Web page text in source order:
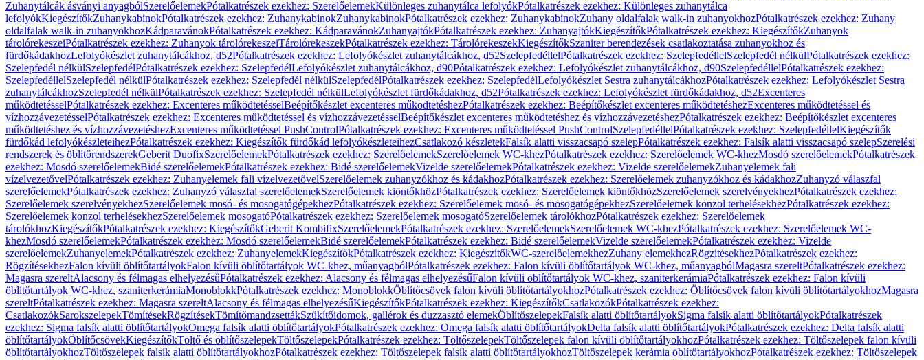
Zuhanytálcák ásványi anyagbólSzerelőelemekPótalkatrészek ezekhez: SzerelőelemekKülönleges zuhanytálca lefolyókPótalkatrészek ezekhez: Különleges zuhanytálca
lefolyókKiegészítőkZuhanykabinokPótalkatrészek ezekhez: ZuhanykabinokZuhanykabinokPótalkatrészek ezekhez: ZuhanykabinokZuhany oldalfalak walk-in zuhanyokhozPótalkatrészek ezekhez: Zuhany
oldalfalak walk-in zuhanyokhozKádparavánokPótalkatrészek ezekhez: KádparavánokZuhanyajtókPótalkatrészek ezekhez: ZuhanyajtókKiegészítőkPótalkatrészek ezekhez: KiegészítőkZuhanyok
tárolórekeszeiPótalkatrészek ezekhez: Zuhanyok tárolórekeszeiTárolórekeszekPótalkatrészek ezekhez: TárolórekeszekKiegészítőkSzaniter berendezések csatlakoztatása zuhanyokhoz és
fürdőkádakhozLefolyókészlet zuhanytálcákhoz, d52Pótalkatrészek ezekhez: Lefolyókészlet zuhanytálcákhoz, d52SzelepfedéllelPótalkatrészek ezekhez: SzelepfedéllelSzelepfedél nélkülPótalkatrészek ezekhez:
Szelepfedél nélkülSzelepfedélPótalkatrészek ezekhez: SzelepfedélLefolyókészlet zuhanytálcákhoz, d90Pótalkatrészek ezekhez: Lefolyókészlet zuhanytálcákhoz, d90SzelepfedéllelPótalkatrészek ezekhez:
SzelepfedéllelSzelepfedél nélkülPótalkatrészek ezekhez: Szelepfedél nélkülSzelepfedélPótalkatrészek ezekhez: SzelepfedélLefolyókészlet Sestra zuhanytálcákhozPótalkatrészek ezekhez: Lefolyókészlet Sestra
zuhanytálcákhozSzelepfedél nélkülPótalkatrészek ezekhez: Szelepfedél nélkülLefolyókészlet fürdőkádakhoz, d52Pótalkatrészek ezekhez: Lefolyókészlet fürdőkádakhoz, d52Excenteres
működtetésselPótalkatrészek ezekhez: Excenteres működtetésselBeépítőkészlet excenteres működtetéshezPótalkatrészek ezekhez: Beépítőkészlet excenteres működtetéshezExcenteres működtetéssel és
vízhozzávezetésselPótalkatrészek ezekhez: Excenteres működtetéssel és vízhozzávezetésselBeépítőkészlet excenteres működtetéshez és vízhozzávezetéshezPótalkatrészek ezekhez: Beépítőkészlet excenteres
működtetéshez és vízhozzávezetéshezExcenteres működtetéssel PushControlPótalkatrészek ezekhez: Excenteres működtetéssel PushControlSzelepfedéllelPótalkatrészek ezekhez: SzelepfedéllelKiegészítők
fürdőkád lefolyókészleteihezPótalkatrészek ezekhez: Kiegészítők fürdőkád lefolyókészleteihezCsatlakozó készletekFalsík alatti visszacsapó szelepPótalkatrészek ezekhez: Falsík alatti visszacsapó szelepSzerelési
rendszerek és öblítőrendszerekGeberit DuofixSzerelőelemekPótalkatrészek ezekhez: SzerelőelemekSzerelőelemek WC-khezPótalkatrészek ezekhez: Szerelőelemek WC-khezMosdó szerelőelemekPótalkatrészek
ezekhez: Mosdó szerelőelemekBidé szerelőelemekPótalkatrészek ezekhez: Bidé szerelőelemekVizelde szerelőelemekPótalkatrészek ezekhez: Vizelde szerelőelemekZuhanyelemek fali
vízelvezetővelPótalkatrészek ezekhez: Zuhanyelemek fali vízelvezetővelSzerelőelemek zuhanyzókhoz és kádakhozPótalkatrészek ezekhez: Szerelőelemek zuhanyzókhoz és kádakhozZuhanyzó válaszfal
szerelőelemekPótalkatrészek ezekhez: Zuhanyzó válaszfal szerelőelemekSzerelőelemek kiöntőkhözPótalkatrészek ezekhez: Szerelőelemek kiöntőkhözSzerelőelemek szerelvényekhezPótalkatrészek ezekhez:
Szerelőelemek szerelvényekhezSzerelőelemek mosó- és mosogatógépekhezPótalkatrészek ezekhez: Szerelőelemek mosó- és mosogatógépekhezSzerelőelemek konzol terhelésekhezPótalkatrészek ezekhez:
Szerelőelemek konzol terhelésekhezSzerelőelemek mosogatóPótalkatrészek ezekhez: Szerelőelemek mosogatóSzerelőelemek tárolókhozPótalkatrészek ezekhez: Szerelőelemek
tárolókhozKiegészítőkPótalkatrészek ezekhez: KiegészítőkGeberit KombifixSzerelőelemekPótalkatrészek ezekhez: SzerelőelemekSzerelőelemek WC-khezPótalkatrészek ezekhez: Szerelőelemek WC-
khezMosdó szerelőelemekPótalkatrészek ezekhez: Mosdó szerelőelemekBidé szerelőelemekPótalkatrészek ezekhez: Bidé szerelőelemekVizelde szerelőelemekPótalkatrészek ezekhez: Vizelde
szerelőelemekZuhanyelemekPótalkatrészek ezekhez: ZuhanyelemekKiegészítőkPótalkatrészek ezekhez: KiegészítőkWC-szerelőelemekhezZuhany elemekhezRögzítésekhezPótalkatrészek ezekhez:
RögzítésekhezFalon kívüli öblítőtartályokFalon kívüli öblítőtartályok WC-khez, műanyagbólPótalkatrészek ezekhez: Falon kívüli öblítőtartályok WC-khez, műanyagbólMagasra szereltPótalkatrészek ezekhez:
Magasra szereltAlacsony és félmagas elhelyezésűPótalkatrészek ezekhez: Alacsony és félmagas elhelyezésűFalon kívüli öblítőtartályok WC-khez, szaniterkerámiaPótalkatrészek ezekhez: Falon kívüli
öblítőtartályok WC-khez, szaniterkerámiaMonoblokkPótalkatrészek ezekhez: MonoblokkÖblítőcsövek falon kívüli öblítőtartályokhozPótalkatrészek ezekhez: Öblítőcsövek falon kívüli öblítőtartályokhozMagasra
szereltPótalkatrészek ezekhez: Magasra szereltAlacsony és félmagas elhelyezésűKiegészítőkPótalkatrészek ezekhez: KiegészítőkCsatlakozókPótalkatrészek ezekhez:
CsatlakozókSarokszelepekTömítésekRögzítésekTömítőmandzsettákSzűkítőidomok, gallérok és duzzasztó elemekÖblítőszelepekFalsík alatti öblítőtartályokSigma falsík alatti öblítőtartályokPótalkatrészek
ezekhez: Sigma falsík alatti öblítőtartályokOmega falsík alatti öblítőtartályokPótalkatrészek ezekhez: Omega falsík alatti öblítőtartályokDelta falsík alatti öblítőtartályokPótalkatrészek ezekhez: Delta falsík alatti
öblítőtartályokÖblítőcsövekKiegészítőkTöltő és öblítőszelepekTöltőszelepekPótalkatrészek ezekhez: TöltőszelepekTöltőszelepek falon kívüli öblítőtartályokhozPótalkatrészek ezekhez: Töltőszelepek falon kívüli
öblítőtartályokhozTöltőszelepek falsík alatti öblítőtartályokhozPótalkatrészek ezekhez: Töltőszelepek falsík alatti öblítőtartályokhozTöltőszelepek kerámia öblítőtartályokhozPótalkatrészek ezekhez: Töltőszelepek